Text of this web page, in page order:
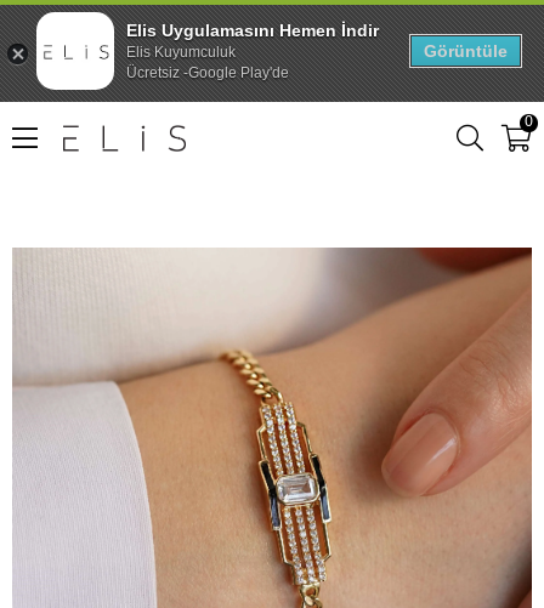
0
Elis Uygulamasını Hemen İndir
Elis Kuyumculuk
Ücretsiz -Google Play'de
Görüntüle